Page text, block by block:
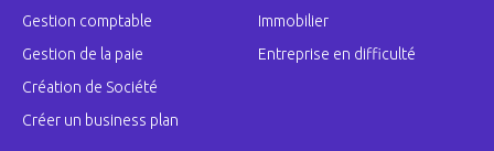
Gestion comptable
Gestion de la paie
Création de Société
Créer un business plan
Immobilier
Entreprise en difficulté